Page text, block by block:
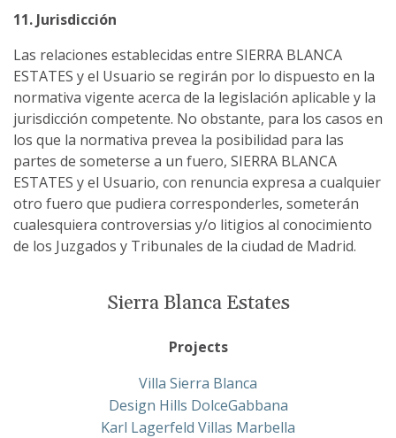
11. Jurisdicción
Las relaciones establecidas entre SIERRA BLANCA
ESTATES y el Usuario se regirán por lo dispuesto en la
normativa vigente acerca de la legislación aplicable y la
jurisdicción competente. No obstante, para los casos en
los que la normativa prevea la posibilidad para las
partes de someterse a un fuero, SIERRA BLANCA
ESTATES y el Usuario, con renuncia expresa a cualquier
otro fuero que pudiera corresponderles, someterán
cualesquiera controversias y/o litigios al conocimiento
de los Juzgados y Tribunales de la ciudad de Madrid.
Sierra Blanca Estates
Projects
Villa Sierra Blanca
Design Hills DolceGabbana
Karl Lagerfeld Villas Marbella